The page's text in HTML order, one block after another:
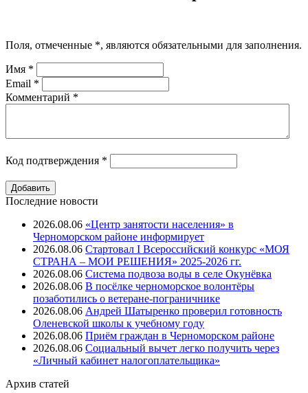
Поля, отмеченные *, являются обязательными для заполнения.
Имя *
Email *
Комментарий *
Код подтверждения *
Последние новости
2026.08.06 «Центр занятости населения» в
Черноморском районе информирует
2026.08.06 Стартовал I Всероссийский конкурс «МОЯ
СТРАНА – МОИ РЕШЕНИЯ» 2025-2026 гг.
2026.08.06 Система подвоза воды в селе Окунёвка
2026.08.06 В посёлке черноморское волонтёры
позаботились о ветеране-пограничнике
2026.08.06 Андрей Шатыренко проверил готовность
Оленевской школы к учебному году
2026.08.06 Приём граждан в Черноморском районе
2026.08.06 Социальный вычет легко получить через
«Личный кабинет налогоплательщика»
Архив статей